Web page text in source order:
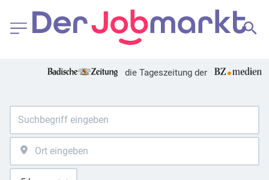
die Tageszeitung der